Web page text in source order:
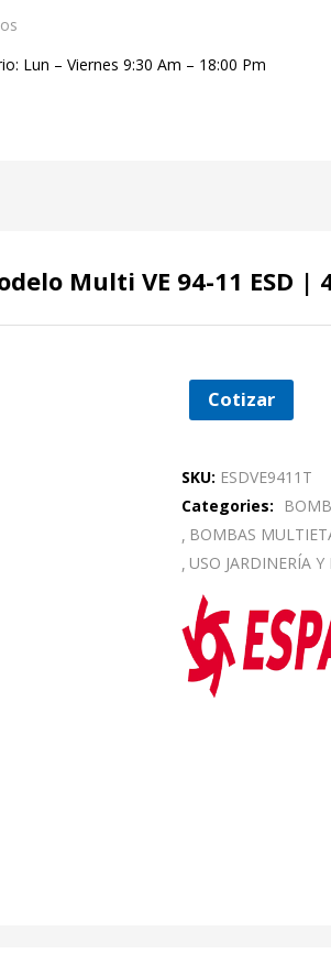
Lun – Viernes 9:30 Am – 18:00 Pm
Multi VE 94-11 ESD |
Cotizar
SKU: ESDVE9411T
Categories:
BOMBAS
USO JARDINERÍA Y